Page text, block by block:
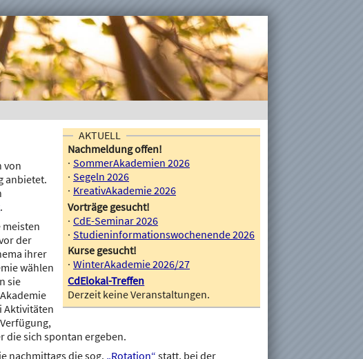
AKTUELL
Nachmeldung offen!
SommerAkademien 2026
Segeln 2026
KreativAkademie 2026
Vorträge gesucht!
CdE-Seminar 2026
Studieninformationswochenende 2026
Kurse gesucht!
WinterAkademie 2026/27
CdElokal-Treffen
Derzeit keine Veranstaltungen.
von
anbietet.
.
meisten
der
ihrer
wählen
sie
Aktivitäten
die sich spontan ergeben.
nachmittags die sog. „Rotation“ statt, bei der